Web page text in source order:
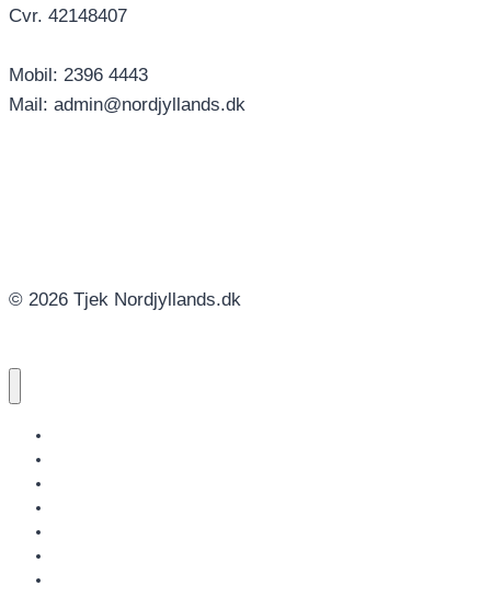
Cvr. 42148407
Mobil: 2396 4443
Mail: admin@nordjyllands.dk
© 2026 Tjek Nordjyllands.dk